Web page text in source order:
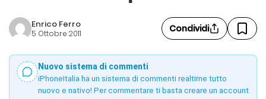
Enrico Ferro
5 Ottobre 2011 Condividi
Nuovo sistema di commenti
iPhoneItalia ha un sistema di commenti realtime tutto
nuovo e nativo! Per commentare ti basta creare un account